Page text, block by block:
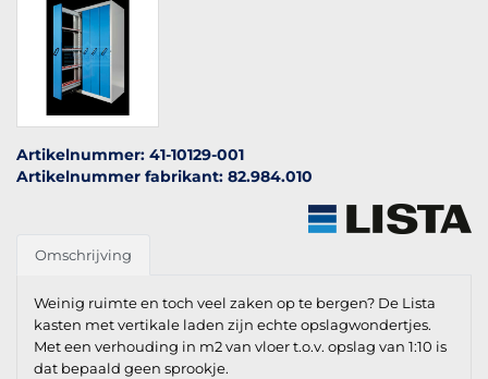
Artikelnummer: 41-10129-001
Artikelnummer fabrikant: 82.984.010
Omschrijving
Weinig ruimte en toch veel zaken op te bergen? De Lista
kasten met vertikale laden zijn echte opslagwondertjes.
Met een verhouding in m2 van vloer t.o.v. opslag van 1:10 is
dat bepaald geen sprookje.